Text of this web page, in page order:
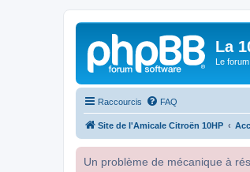
La
Le
Raccourcis FAQ
Site de l'Amicale Citroën 10HP
Un problème de mécanique à